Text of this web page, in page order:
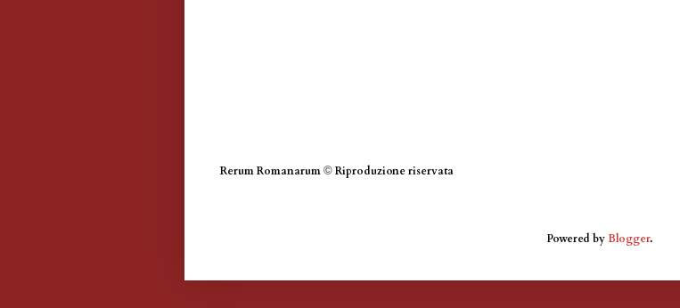
Rerum Romanarum © Riproduzione riservata
Powered byBlogger.